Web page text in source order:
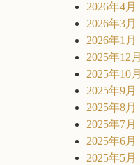
2026年4月
2026年3月
2026年1月
2025年12月
2025年10月
2025年9月
2025年8月
2025年7月
2025年6月
2025年5月